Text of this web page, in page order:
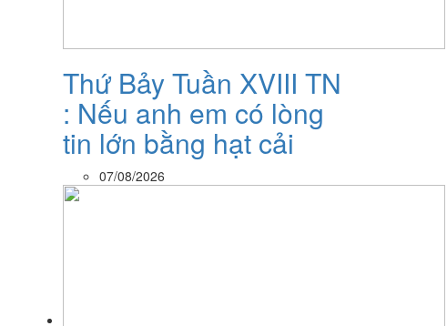
Thứ Bảy Tuần XVIII TN
: Nếu anh em có lòng
tin lớn bằng hạt cải
07/08/2026